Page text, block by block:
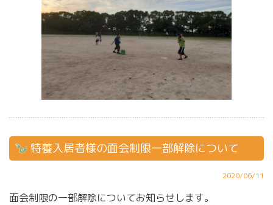
特養入居者様の面会制限一部解除について
2020/06/11
面会制限の一部解除についてお知らせします。